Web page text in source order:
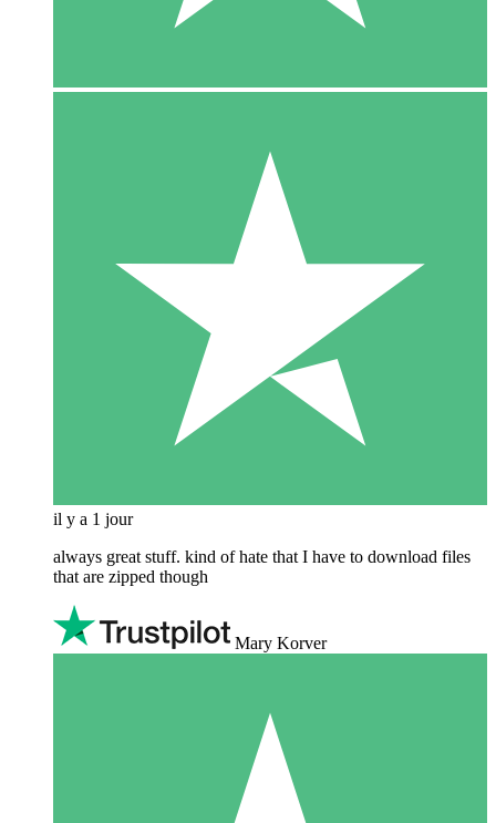
il y a 1 jour
always great stuff. kind of hate that I have to download files
that are zipped though
Mary Korver